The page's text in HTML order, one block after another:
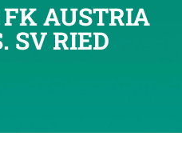
FK AUSTRIA
SV RIED